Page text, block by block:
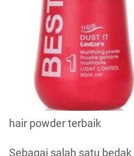
hair powder terbaik
Sebagai salah satu